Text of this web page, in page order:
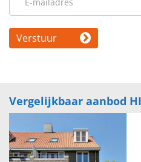
Verstuur
Vergelijkbaar aanbod